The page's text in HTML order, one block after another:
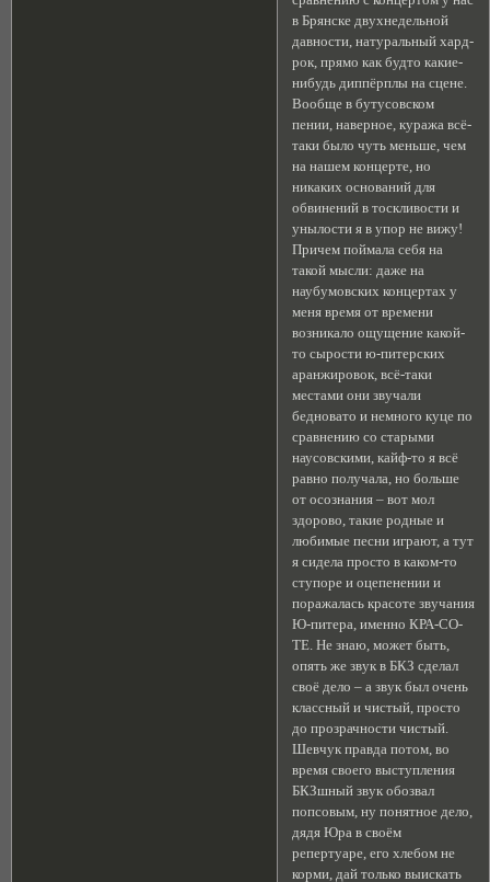
в Брянске двухнедельной
давности, натуральный хард-
рок, прямо как будто какие-
нибудь диппёрплы на сцене.
Вообще в бутусовском
пении, наверное, куража всё-
таки было чуть меньше, чем
на нашем концерте, но
никаких оснований для
обвинений в тоскливости и
унылости я в упор не вижу!
Причем поймала себя на
такой мысли: даже на
наубумовских концертах у
меня время от времени
возникало ощущение какой-
то сырости ю-питерских
аранжировок, всё-таки
местами они звучали
бедновато и немного куце по
сравнению со старыми
наусовскими, кайф-то я всё
равно получала, но больше
от осознания – вот мол
здорово, такие родные и
любимые песни играют, а тут
я сидела просто в каком-то
ступоре и оцепенении и
поражалась красоте звучания
Ю-питера, именно КРА-СО-
ТЕ. Не знаю, может быть,
опять же звук в БКЗ сделал
своё дело – а звук был очень
классный и чистый, просто
до прозрачности чистый.
Шевчук правда потом, во
время своего выступления
БКЗшный звук обозвал
попсовым, ну понятное дело,
дядя Юра в своём
репертуаре, его хлебом не
корми, дай только выискать